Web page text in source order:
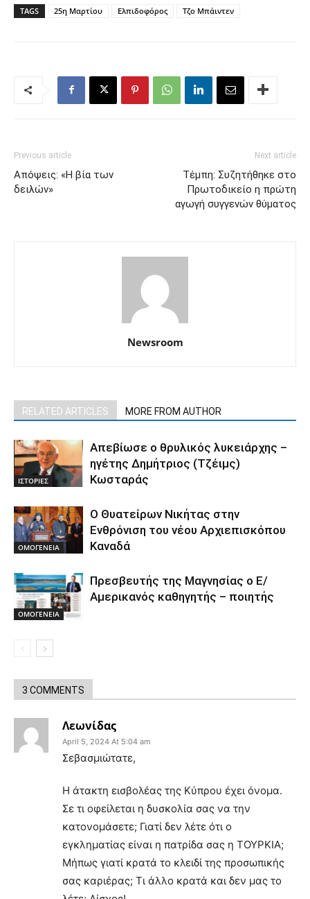
TAGS 25η Μαρτίου Ελπιδοφόρος Τζο Μπάιντεν
Previous article
Απόψεις: «Η βία των
δειλών»
Next article
Τέμπη: Συζητήθηκε στο
Πρωτοδικείο η πρώτη
αγωγή συγγενών θύματος
Newsroom
RELATED ARTICLES MORE FROM AUTHOR
ΙΣΤΟΡΙΕΣ
Απεβίωσε ο θρυλικός λυκειάρχης –
ηγέτης Δημήτριος (Τζέιμς)
Κωσταράς
ΟΜΟΓΕΝΕΙΑ
O Θυατείρων Νικήτας στην
Ενθρόνιση του νέου Αρχιεπισκόπου
Καναδά
ΟΜΟΓΕΝΕΙΑ
Πρεσβευτής της Μαγνησίας ο Ε/
Αμερικανός καθηγητής – ποιητής
3 COMMENTS
Λεωνίδας
April 5, 2024 At 5:04 am
Σεβασμιώτατε,
Η άτακτη εισβολέας της Κύπρου έχει όνομα.
Σε τι οφείλεται η δυσκολία σας να την
κατονομάσετε; Γιατί δεν λέτε ότι ο
εγκληματίας είναι η πατρίδα σας η ΤΟΥΡΚΙΑ;
Μήπως γιατί κρατά το κλειδί της προσωπικής
σας καριέρας; Τι άλλο κρατά και δεν μας το